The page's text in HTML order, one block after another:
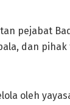
pejabat
dan
oleh